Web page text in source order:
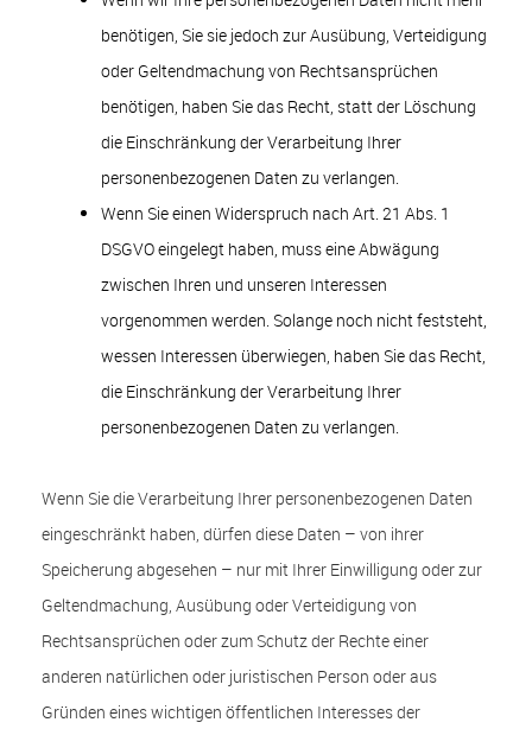
benötigen, Sie sie jedoch zur Ausübung, Verteidigung
oder Geltendmachung von Rechtsansprüchen
benötigen, haben Sie das Recht, statt der Löschung
die Einschränkung der Verarbeitung Ihrer
personenbezogenen Daten zu verlangen.
Wenn Sie einen Widerspruch nach Art. 21 Abs. 1
DSGVO eingelegt haben, muss eine Abwägung
zwischen Ihren und unseren Interessen
vorgenommen werden. Solange noch nicht feststeht,
wessen Interessen überwiegen, haben Sie das Recht,
die Einschränkung der Verarbeitung Ihrer
personenbezogenen Daten zu verlangen.
Wenn Sie die Verarbeitung Ihrer personenbezogenen Daten
eingeschränkt haben, dürfen diese Daten – von ihrer
Speicherung abgesehen – nur mit Ihrer Einwilligung oder zur
Geltendmachung, Ausübung oder Verteidigung von
Rechtsansprüchen oder zum Schutz der Rechte einer
anderen natürlichen oder juristischen Person oder aus
Gründen eines wichtigen öffentlichen Interesses der